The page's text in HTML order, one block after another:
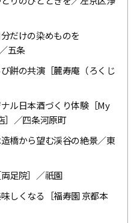
だけの染めものを
五条
餅の共演［麓寿庵（ろくじ
ル日本酒づくり体験［My
］／四条河原町
造橋から望む渓谷の絶景／東
足院］／祇園
しくなる［福寿園 京都本